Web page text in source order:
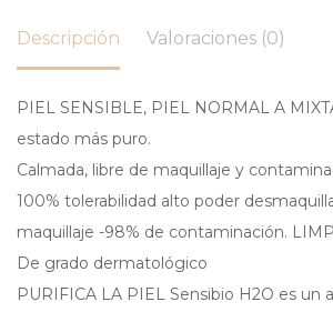
Descripción Valoraciones (0)
PIEL SENSIBLE, PIEL NORMAL A
estado más puro.
Calmada, libre de maquillaje y
100% tolerabilidad alto poder
maquillaje -98% de contaminación.
De grado dermatológico
PURIFICA LA PIEL Sensibio H2O es un